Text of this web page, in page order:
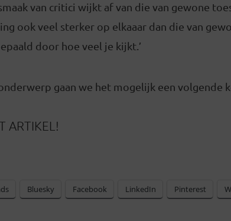
van critici wijkt af van die van gewone
ook veel sterker op elkaaar dan die van
door hoe veel je kijkt.’
gaan we het mogelijk een volgende
ARTIKEL!
Bluesky Facebook LinkedIn Pinterest